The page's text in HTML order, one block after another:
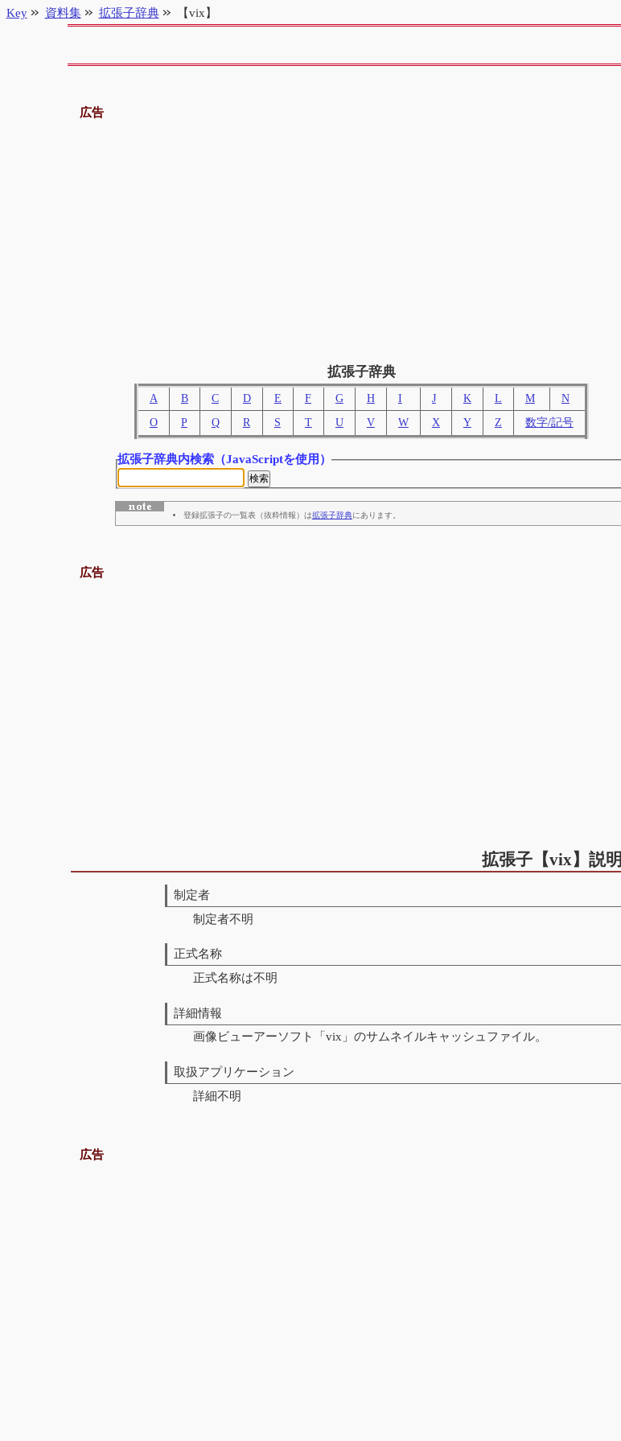
広告
拡張子辞典
A B C D E F G H I J K L M
N
O
P Q R S T U V W X Y Z 数字/記号
拡張子辞典内検索 （JavaScriptを使用）
登録拡張子の一覧表（抜粋情報）は拡張子辞典にあります。
広告
拡張子【vix】説明
制定者
制定者不明
正式名称
正式名称は不明
詳細情報
画像ビューアーソフト「vix」のサムネイルキャッシュファイル。
取扱アプリケーション
詳細不明
広告
Key 資料集 拡張子辞典 【vix】